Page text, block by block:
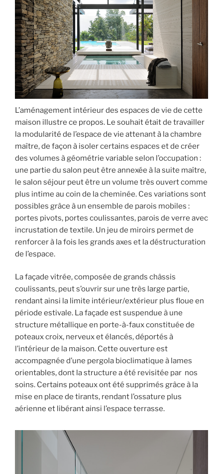
L’aménagement intérieur des espaces de vie de cette
maison illustre ce propos. Le souhait était de travailler
la modularité de l’espace de vie attenant à la chambre
maître, de façon à isoler certains espaces et de créer
des volumes à géométrie variable selon l’occupation :
une partie du salon peut être annexée à la suite maître,
le salon séjour peut être un volume très ouvert comme
plus intime au coin de la cheminée. Ces variations sont
possibles grâce à un ensemble de parois mobiles :
portes pivots, portes coulissantes, parois de verre avec
incrustation de textile. Un jeu de miroirs permet de
renforcer à la fois les grands axes et la déstructuration
de l’espace.
La façade vitrée, composée de grands châssis
coulissants, peut s’ouvrir sur une très large partie,
rendant ainsi la limite intérieur/extérieur plus floue en
période estivale. La façade est suspendue à une
structure métallique en porte-à-faux constituée de
poteaux croix, nerveux et élancés, déportés à
l’intérieur de la maison. Cette ouverture est
accompagnée d’une pergola bioclimatique à lames
orientables, dont la structure a été revisitée par nos
soins. Certains poteaux ont été supprimés grâce à la
mise en place de tirants, rendant l’ossature plus
aérienne et libérant ainsi l’espace terrasse.